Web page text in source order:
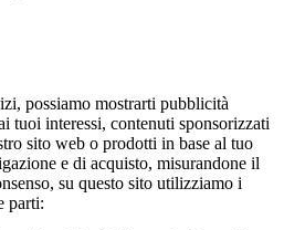
possiamo mostrarti pubblicità
tuoi interessi, contenuti sponsorizzati
sito web o prodotti in base al tuo
e di acquisto, misurandone il
su questo sito utilizziamo i
parti: